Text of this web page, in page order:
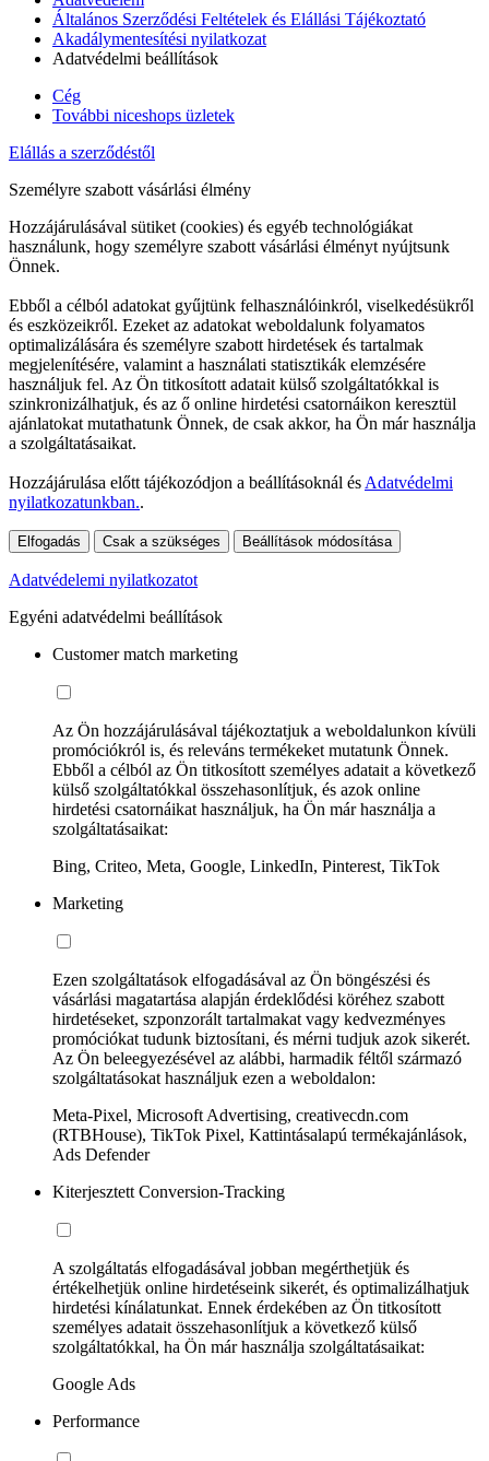
Általános Szerződési Feltételek és Elállási Tájékoztató
Akadálymentesítési nyilatkozat
Adatvédelmi beállítások
Cég
További niceshops üzletek
Elállás a szerződéstől
Személyre szabott vásárlási élmény
Hozzájárulásával sütiket (cookies) és egyéb technológiákat
használunk, hogy személyre szabott vásárlási élményt nyújtsunk
Önnek.
Ebből a célból adatokat gyűjtünk felhasználóinkról, viselkedésükről
és eszközeikről. Ezeket az adatokat weboldalunk folyamatos
optimalizálására és személyre szabott hirdetések és tartalmak
megjelenítésére, valamint a használati statisztikák elemzésére
használjuk fel. Az Ön titkosított adatait külső szolgáltatókkal is
szinkronizálhatjuk, és az ő online hirdetési csatornáikon keresztül
ajánlatokat mutathatunk Önnek, de csak akkor, ha Ön már használja
a szolgáltatásaikat.
Hozzájárulása előtt tájékozódjon a beállításoknál és Adatvédelmi
nyilatkozatunkban..
Elfogadás Csak a szükséges Beállítások módosítása
Adatvédelemi nyilatkozatot
Egyéni adatvédelmi beállítások
Customer match marketing
Az Ön hozzájárulásával tájékoztatjuk a weboldalunkon kívüli
promóciókról is, és releváns termékeket mutatunk Önnek.
Ebből a célból az Ön titkosított személyes adatait a következő
külső szolgáltatókkal összehasonlítjuk, és azok online
hirdetési csatornáikat használjuk, ha Ön már használja a
szolgáltatásaikat:
Bing, Criteo, Meta, Google, LinkedIn, Pinterest, TikTok
Marketing
Ezen szolgáltatások elfogadásával az Ön böngészési és
vásárlási magatartása alapján érdeklődési köréhez szabott
hirdetéseket, szponzorált tartalmakat vagy kedvezményes
promóciókat tudunk biztosítani, és mérni tudjuk azok sikerét.
Az Ön beleegyezésével az alábbi, harmadik féltől származó
szolgáltatásokat használjuk ezen a weboldalon:
Meta-Pixel, Microsoft Advertising, creativecdn.com
(RTBHouse), TikTok Pixel, Kattintásalapú termékajánlások,
Ads Defender
Kiterjesztett Conversion-Tracking
A szolgáltatás elfogadásával jobban megérthetjük és
értékelhetjük online hirdetéseink sikerét, és optimalizálhatjuk
hirdetési kínálatunkat. Ennek érdekében az Ön titkosított
személyes adatait összehasonlítjuk a következő külső
szolgáltatókkal, ha Ön már használja szolgáltatásaikat:
Google Ads
Performance